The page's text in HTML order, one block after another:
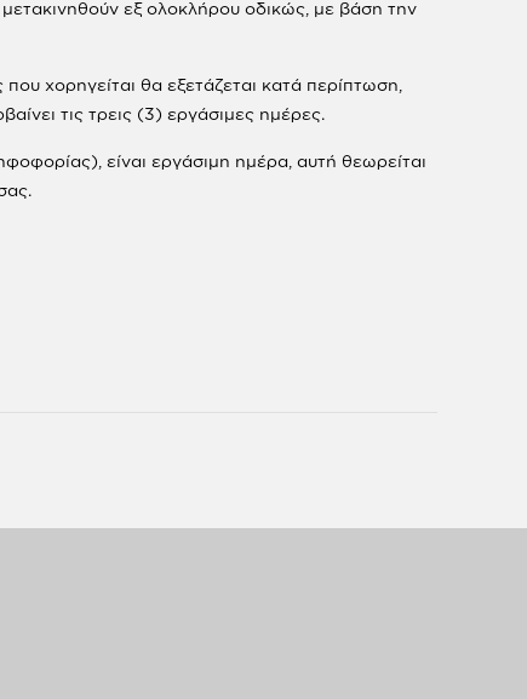
εξ ολοκλήρου οδικώς, με βάση την
χορηγείται θα εξετάζεται κατά περίπτωση,
τις τρεις (3) εργάσιμες ημέρες.
είναι εργάσιμη ημέρα, αυτή θεωρείται